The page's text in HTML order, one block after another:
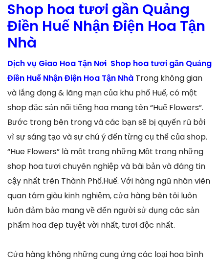
Shop hoa tươi gần Quảng
Điền Huế Nhận Điện Hoa Tận
Nhà
Dịch vụ Giao Hoa Tận Nơi Shop hoa tươi gần Quảng
Điền Huế Nhận Điện Hoa Tận Nhà Trong không gian
và lắng đọng & lãng mạn của khu phố Huế, có một
shop đặc sản nổi tiếng hoa mang tên “Huế Flowers”.
Bước trong bên trong và các bạn sẽ bị quyến rũ bởi
vì sự sáng tạo và sự chú ý đến từng cụ thể của shop.
“Hue Flowers” là một trong những Một trong những
shop hoa tươi chuyên nghiệp và bài bản và đáng tin
cậy nhất trên Thành Phố.Huế. Với hàng ngũ nhân viên
quan tâm giàu kinh nghiệm, cửa hàng bên tôi luôn
luôn đảm bảo mang về đến người sử dụng các sản
phẩm hoa đẹp tuyệt vời nhất, tươi độc nhất.
Cửa hàng không những cung ứng các loại hoa bình